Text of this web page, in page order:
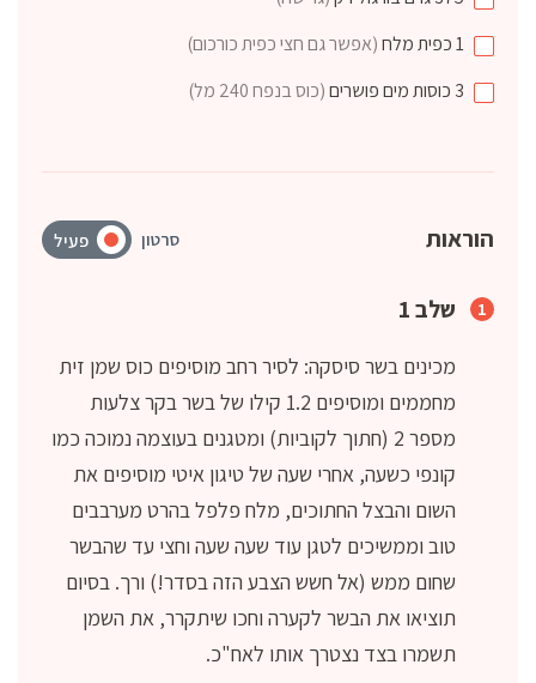
1כפיתמלח(אפשר גם חצי כפית כורכום)
3 כוסותמים פושרים(כוס בנפח 240 מל)
הוראות סרטון פעיל
שלב 1
מכינים בשר סיסקה: לסיר רחב מוסיפים כוס שמן זית
מחממים ומוסיפים 1.2 קילו של בשר בקר צלעות
מספר 2 (חתוך לקוביות) ומטגנים בעוצמה נמוכה כמו
קונפי כשעה, אחרי שעה של טיגון איטי מוסיפים את
השום והבצל החתוכים, מלח פלפל בהרט מערבבים
טוב וממשיכים לטגן עוד שעה שעה וחצי עד שהבשר
שחום ממש (אל חשש הצבע הזה בסדר!) ורך. בסיום
תוציאו את הבשר לקערה וחכו שיתקרר, את השמן
תשמרו בצד נצטרך אותו לאח"כ.